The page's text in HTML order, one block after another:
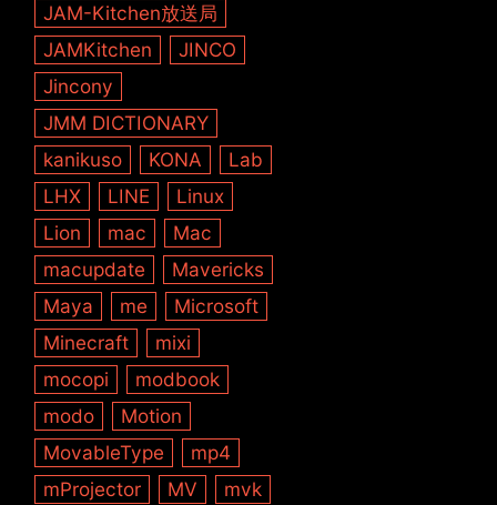
JAM-Kitchen放送局
JAMKitchen
JINCO
Jincony
JMM DICTIONARY
kanikuso
KONA
Lab
LHX
LINE
Linux
Lion
mac
Mac
macupdate
Mavericks
Maya
me
Microsoft
Minecraft
mixi
mocopi
modbook
modo
Motion
MovableType
mp4
mProjector
MV
mvk